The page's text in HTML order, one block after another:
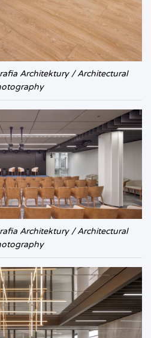
Architektury / Architectural
Architektury / Architectural